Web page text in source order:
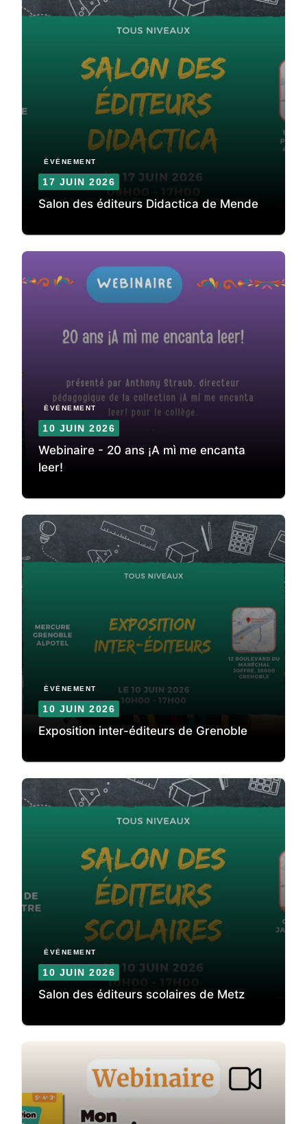
ÉVÈNEMENT
17 JUIN 2026
Salon des éditeurs Didactica de Mende
ÉVÈNEMENT
10 JUIN 2026
Webinaire - 20 ans ¡A mì me encanta
leer!
ÉVÈNEMENT
10 JUIN 2026
Exposition inter-éditeurs de Grenoble
ÉVÈNEMENT
10 JUIN 2026
Salon des éditeurs scolaires de Metz